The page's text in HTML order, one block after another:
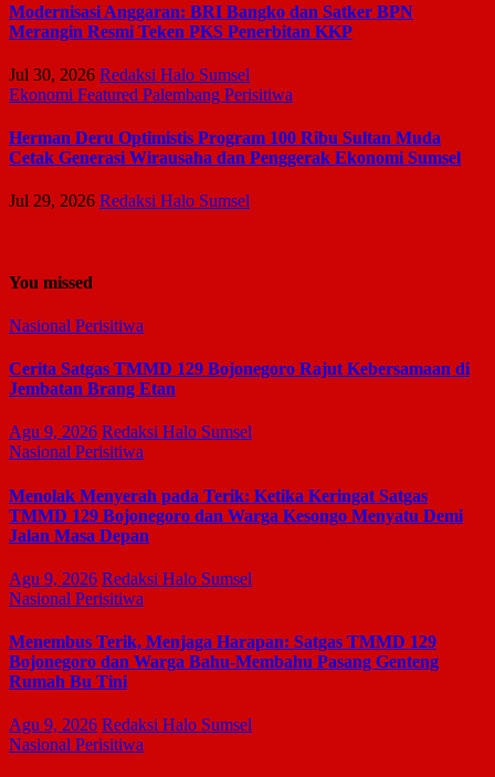
Modernisasi Anggaran: BRI Bangko dan Satker BPN
Merangin Resmi Teken PKS Penerbitan KKP
Jul 30, 2026 Redaksi Halo Sumsel
Ekonomi Featured Palembang Perisitiwa
Herman Deru Optimistis Program 100 Ribu Sultan Muda
Cetak Generasi Wirausaha dan Penggerak Ekonomi Sumsel
Jul 29, 2026 Redaksi Halo Sumsel
You missed
Nasional Perisitiwa
Cerita Satgas TMMD 129 Bojonegoro Rajut Kebersamaan di
Jembatan Brang Etan
Agu 9, 2026 Redaksi Halo Sumsel
Nasional Perisitiwa
Menolak Menyerah pada Terik: Ketika Keringat Satgas
TMMD 129 Bojonegoro dan Warga Kesongo Menyatu Demi
Jalan Masa Depan
Agu 9, 2026 Redaksi Halo Sumsel
Nasional Perisitiwa
Menembus Terik, Menjaga Harapan: Satgas TMMD 129
Bojonegoro dan Warga Bahu-Membahu Pasang Genteng
Rumah Bu Tini
Agu 9, 2026 Redaksi Halo Sumsel
Nasional Perisitiwa